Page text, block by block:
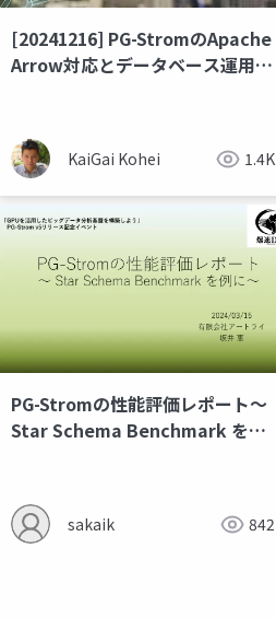
nvidia 高速化
[20241216] PG-StromのApache
Arrow対応とデータベース運用の
KaiGai Kohei 1.4K
PG-Stromの性能評価レポート～
Star Schema Benchmark を例
sakaik 842